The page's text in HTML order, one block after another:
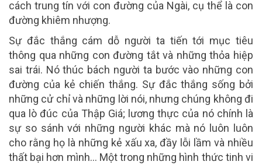
cách trung tín với con đường của Ngài, cụ thể là con
đường khiêm nhượng.
Sự đắc thắng cám dỗ người ta tiến tới mục tiêu
thông qua những con đường tắt và những thỏa hiệp
sai trái. Nó thúc bách người ta bước vào những con
đường của kẻ chiến thắng. Sự đắc thắng sống bởi
những cử chỉ và những lời nói, nhưng chúng không đi
qua lò đúc của Thập Giá; lương thực của nó chính là
sự so sánh với những người khác mà nó luôn luôn
cho rằng họ là những kẻ xấu xa, đầy lỗi lầm và nhiều
thất bại hơn mình… Một trong những hình thức tinh vi